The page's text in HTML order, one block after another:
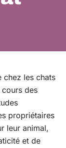
chez les chats
des
propriétaires
leur animal,
et de